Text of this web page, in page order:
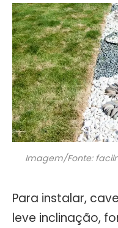
Imagem/Fonte:
Para instalar,
leve inclinação,